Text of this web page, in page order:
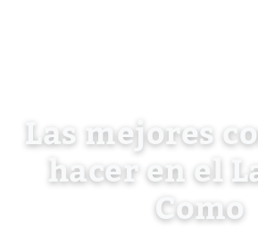
Las mejores
hacer en el
Como